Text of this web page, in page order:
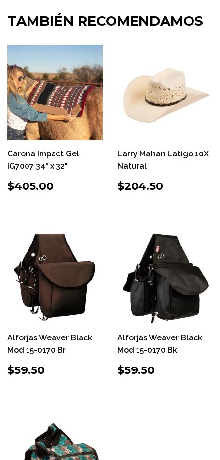
TAMBIÉN RECOMENDAMOS
Carona Impact Gel
IG7007 34" x 32"
PRECIO
HABITUAL
$405.00
Larry Mahan Latigo 10X
Natural
PRECIO
HABITUAL
$204.50
Alforjas Weaver Black
Mod 15-0170 Br
PRECIO
HABITUAL
$59.50
Alforjas Weaver Black
Mod 15-0170 Bk
PRECIO
HABITUAL
$59.50